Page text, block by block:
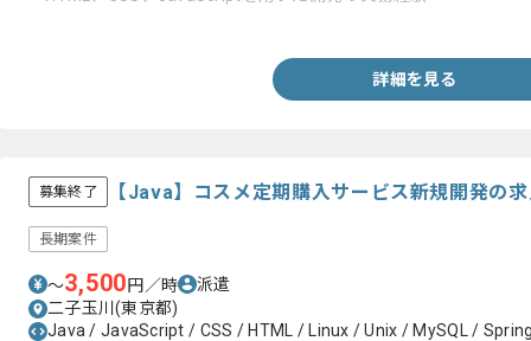
詳細を見る
募集終了 【Java】コスメ定期購入サービス新規開発の
長期案件
〜3,500円／時
派遣
二子玉川(東京都)
Java / JavaScript / CSS / HTML / Linux / Unix / MySQL /